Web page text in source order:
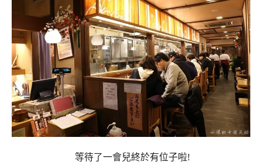
等待了一會兒終於有位子啦!